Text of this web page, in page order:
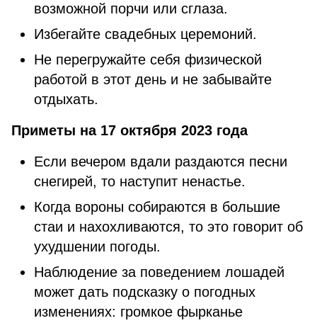
возможной порчи или сглаза.
Избегайте свадебных церемоний.
Не перегружайте себя физической
работой в этот день и не забывайте
отдыхать.
Приметы на 17 октября 2023 года
Если вечером вдали раздаются песни
снегирей, то наступит ненастье.
Когда вороны собираются в большие
стаи и нахохливаются, то это говорит об
ухудшении погоды.
Наблюдение за поведением лошадей
может дать подсказку о погодных
изменениях: громкое фырканье